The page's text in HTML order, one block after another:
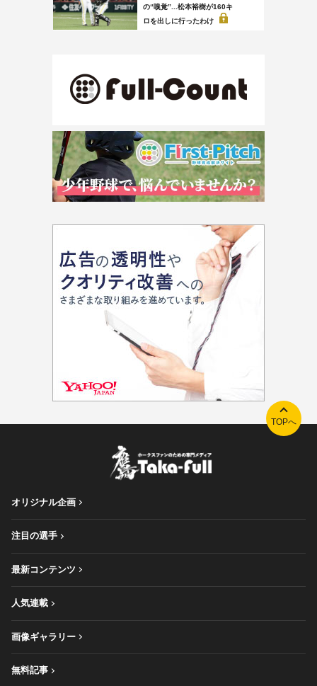
の“嗅覚”...松本裕樹が160キ
ロを出しに行ったわけ
TOPへ
オリジナル企画
注目の選手
最新コンテンツ
人気連載
画像ギャラリー
無料記事